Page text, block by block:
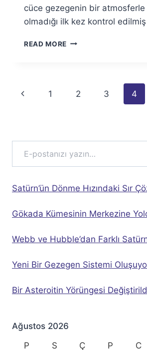
cüce gezegenin bir
olmadığı ilk kez kontrol
READ MORE MAKEMAKE’DE
Page
Previous
1 2 3 4
E-postanızı yazın…
Satürn’ün Dönme Hızındaki Sır
Gökada Kümesinin Merkezine
Webb ve Hubble’dan Farklı
Yeni Bir Gezegen Sistemi
Bir Asteroitin Yörüngesi
Ağustos 2026
P
S Ç P C